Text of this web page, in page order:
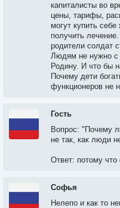
капиталисты во
цены, тарифы,
могут купить
получить
родители солдат
Людям не нужно с
Родину. И что бы
Почему дети
функционеров не
Гость
Вопрос: "Почему
не так, как люди
Ответ: потому что
Софья
Нелепо и как то